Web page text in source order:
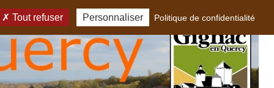
Tout refuser Personnaliser Politique de confidentialité